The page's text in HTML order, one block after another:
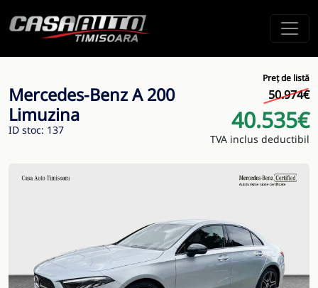
Mercedes-Benz A 200
Limuzina
ID stoc: 137
Preț de listă
50.974€
40.535€
TVA inclus deductibil